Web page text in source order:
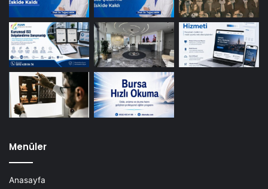
Menüler
Anasayfa